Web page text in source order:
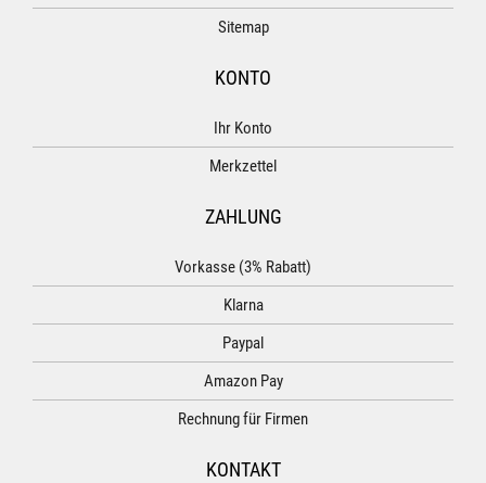
Sitemap
KONTO
Ihr Konto
Merkzettel
ZAHLUNG
Vorkasse (3% Rabatt)
Klarna
Paypal
Amazon Pay
Rechnung für Firmen
KONTAKT